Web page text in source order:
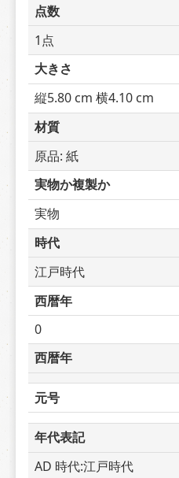
点数
1点
大きさ
縦5.80 cm 横4.10 cm
材質
原品: 紙
実物か複製か
実物
時代
江戸時代
西暦年
0
西暦年
元号
年代表記
AD 時代:江戸時代